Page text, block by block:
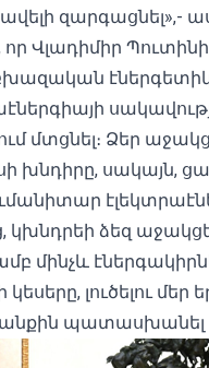
զարգացնել»,-
Վլադիմիր
մտցնել։ Ձեր
խնդիրը, սակայն,
կխնդրեի ձեզ
մինչև
լուծելու մեր
պատասխանել